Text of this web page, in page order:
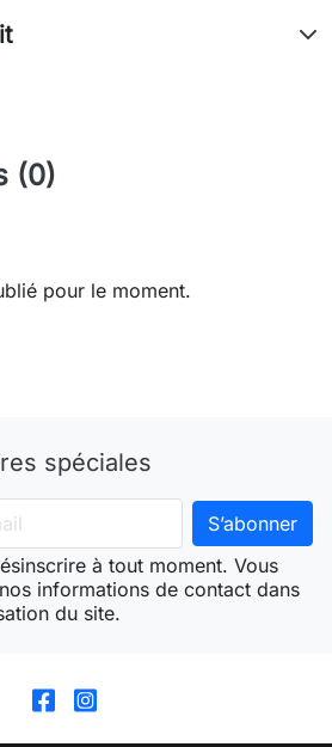
(0)
pour le moment.
spéciales
à tout moment. Vous
informations de contact dans
du site.